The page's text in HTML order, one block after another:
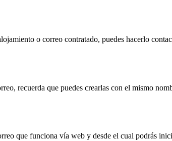
o correo contratado, puedes hacerlo
recuerda que puedes crearlas con el mismo
que funciona vía web y desde el cual podrás